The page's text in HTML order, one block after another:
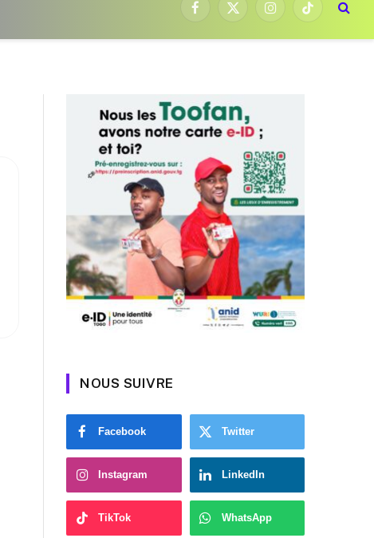
Facebook
X
InstagramTikTok
NOUS SUIVRE
Facebook Twitter
Instagram LinkedIn
TikTok WhatsApp